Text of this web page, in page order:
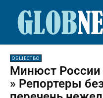
ОБЩЕСТВО
Минюст России
» Репортеры